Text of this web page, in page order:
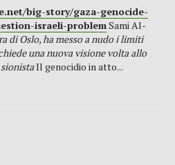
big-story/gaza-genocide-
israeli-problemSami Al-
di Oslo, ha messo a nudo i limiti
una nuova visione volta allo
Il genocidio in atto...